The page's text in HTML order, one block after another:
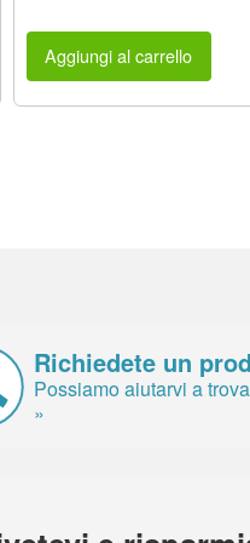
Aggiungi al carrello
Richiedete un
Possiamo aiutarvi a
»